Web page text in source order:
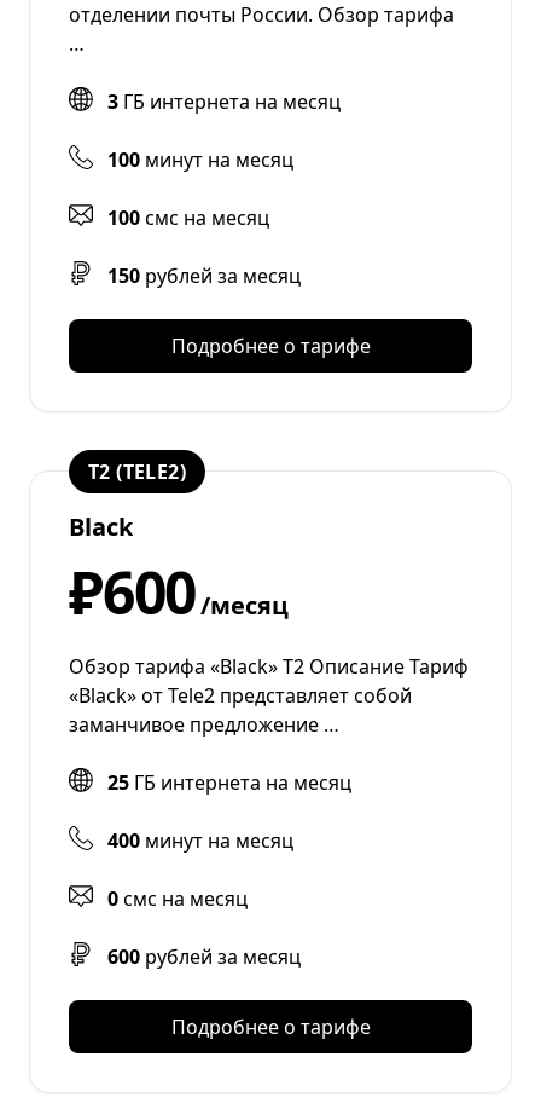
отделении почты России. Обзор тарифа
…
3 ГБ интернета на месяц
100 минут на месяц
100смс на месяц
150 рублей за месяц
Подробнее о тарифе
T2 (TELE2)
Black
₽600/месяц
Обзор тарифа «Black» Т2 Описание Тариф
«Black» от Tele2 представляет собой
заманчивое предложение …
25 ГБ интернета на месяц
400 минут на месяц
0смс на месяц
600 рублей за месяц
Подробнее о тарифе